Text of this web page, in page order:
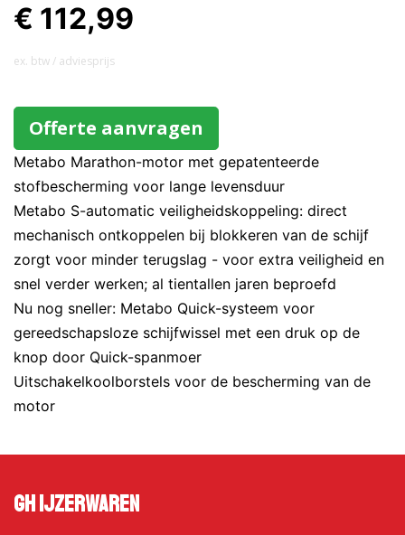
€ 112,99
ex. btw / adviesprijs
Offerte aanvragen
Metabo Marathon-motor met gepatenteerde
stofbescherming voor lange levensduur
Metabo S-automatic veiligheidskoppeling: direct
mechanisch ontkoppelen bij blokkeren van de schijf
zorgt voor minder terugslag - voor extra veiligheid en
snel verder werken; al tientallen jaren beproefd
Nu nog sneller: Metabo Quick-systeem voor
gereedschapsloze schijfwissel met een druk op de
knop door Quick-spanmoer
Uitschakelkoolborstels voor de bescherming van de
motor
GH Ijzerwaren